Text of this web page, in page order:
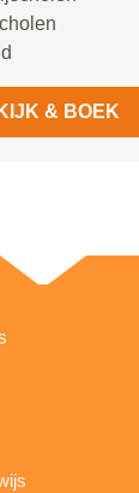
& BOEK